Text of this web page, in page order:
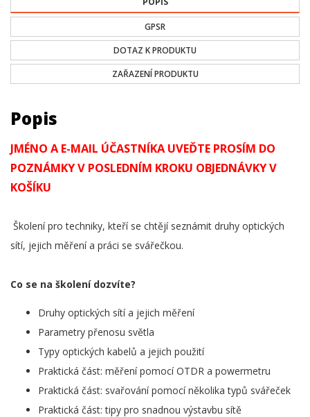
GPSR
DOTAZ K PRODUKTU
ZAŘAZENÍ PRODUKTU
Popis
JMÉNO A E-MAIL ÚČASTNÍKA UVEĎTE PROSÍM DO
POZNÁMKY V POSLEDNÍM KROKU OBJEDNÁVKY V
KOŠÍKU
Školení pro techniky, kteří se chtějí seznámit druhy optických
sítí, jejich měření a práci se svářečkou.
Co se na školení dozvíte?
Druhy optických sítí a jejich měření
Parametry přenosu světla
Typy optických kabelů a jejich použití
Praktická část: měření pomocí OTDR a powermetru
Praktická část: svařování pomocí několika typů svářeček
Praktická část: tipy pro snadnou výstavbu sítě